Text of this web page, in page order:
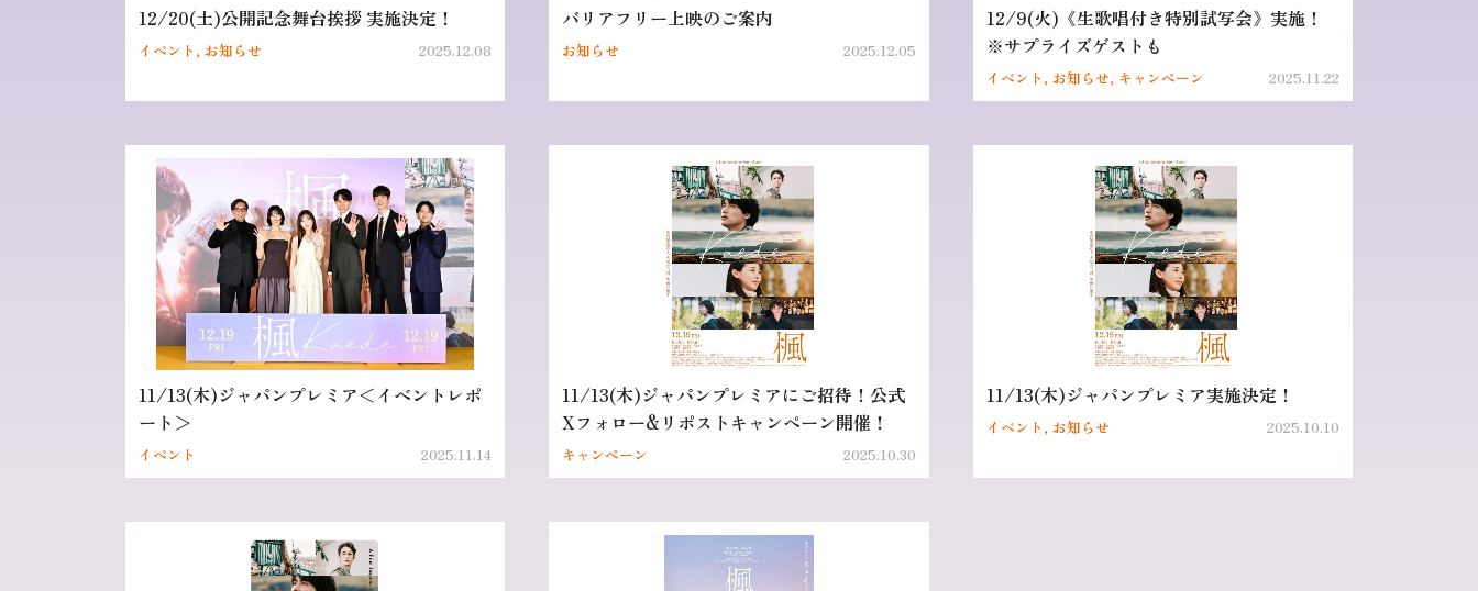
12/20(土)公開記念舞台挨拶 実施決定！
イベント, お知らせ 2025.12.08
バリアフリー上映のご案内
お知らせ 2025.12.05
12/9(火)《生歌唱付き特別試写会》実施！
※サプライズゲストも
イベント, お知らせ, キャンペーン 2025.11.22
11/13(木)ジャパンプレミア＜イベントレポ
ート＞
イベント 2025.11.14
11/13(木)ジャパンプレミアにご招待！公式
Xフォロー&リポストキャンペーン開催！
キャンペーン 2025.10.30
11/13(木)ジャパンプレミア実施決定！
イベント, お知らせ 2025.10.10